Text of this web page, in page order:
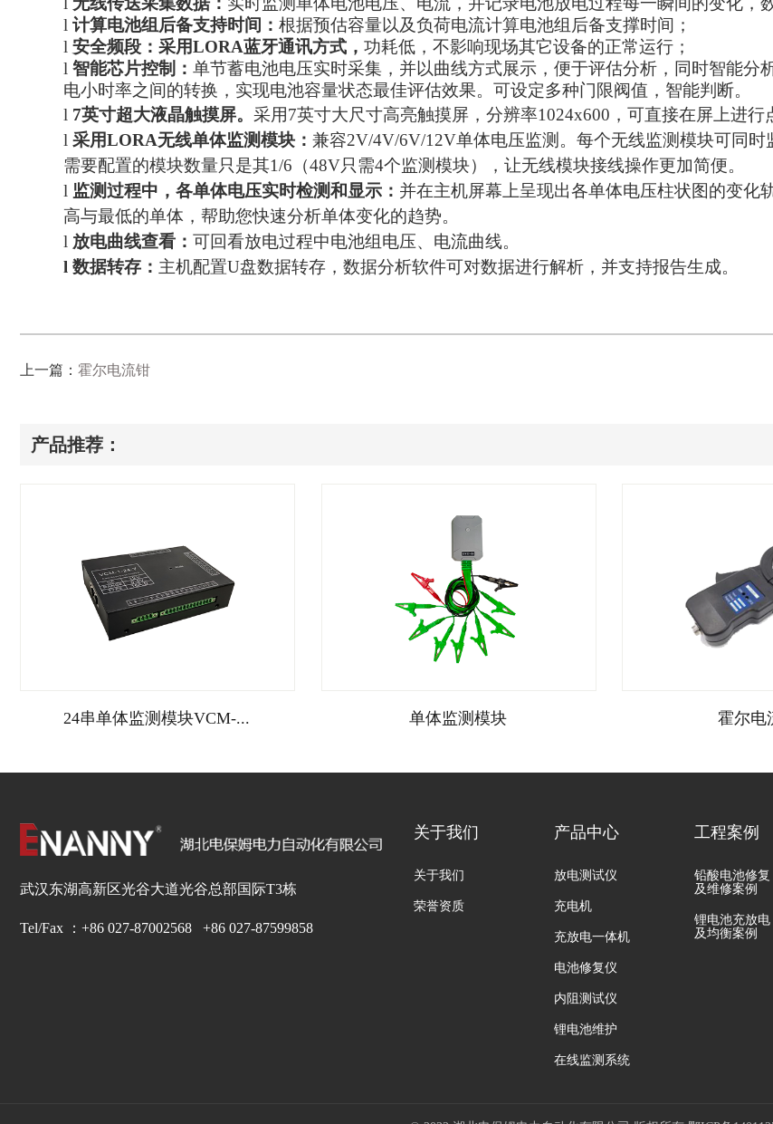
l 计算电池组后备支持时间： 根据预估容量以及负荷电流计算电池组后备支撑时间；
l 安全频段： 采用LORA蓝牙通讯方式， 功耗低，不影响现场其它设备的正常运行；
l 智能芯片控制： 单节蓄电池电压实时采集，并以曲线方式展示，便于评估分析，同时智能
电小时率之间的转换，实现电池容量状态最佳评估效果。可设定多种门限阀值，智能判断。
l 7英寸超大液晶触摸屏。 采用7英寸大尺寸高亮触摸屏，分辨率1024x600，可直接在屏上进行
l 采用LORA无线单体监测模块： 兼容2V/4V/6V/12V单体电压监测。 每个无线监测模块可同时
需要配置的模块数量只是其1/6（48V只需4个监测模块），让无线模块接线操作更加简便。
l 监测过程中，各单体电压实时检测和显示： 并在主机屏幕上呈现出各单体电压柱状图的变化
高与最低的单体，帮助您快速分析单体变化的趋势。
l 放电曲线查看： 可回看放电过程中电池组电压、电流曲线。
l 数据转存： 主机配置U盘数据转存，数据分析软件可对数据进行解析，并支持报告生成。
上一篇： 霍尔电流钳
产品推荐：
24串单体监测模块VCM-... 单体监测模块 霍尔电
武汉东湖高新区光谷大道光谷总部国际T3栋
Tel/Fax ：+86 027-87002568 +86 027-87599858
关于我们
关于我们
荣誉资质
产品中心
放电测试仪
充电机
充放电一体机
电池修复仪
内阻测试仪
锂电池维护
在线监测系统
工程案例
铅酸电池修复
及维修案例
锂电池充放电
及均衡案例